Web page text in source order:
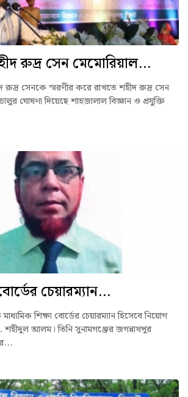
রুদ্র সেন মেমোরিয়াল...
সেনকে স্মরণীর করে রাখতে শহীদ রুদ্র সেন
ঘোষণা দিয়েছে শাহজালাল বিজ্ঞান ও প্রযুক্তি
চেয়ারম্যান...
শিক্ষা বোর্ডের চেয়ারম্যান হিসেবে নিয়োগ
আলম। তিনি সুনামগঞ্জের জগন্নাথপুর